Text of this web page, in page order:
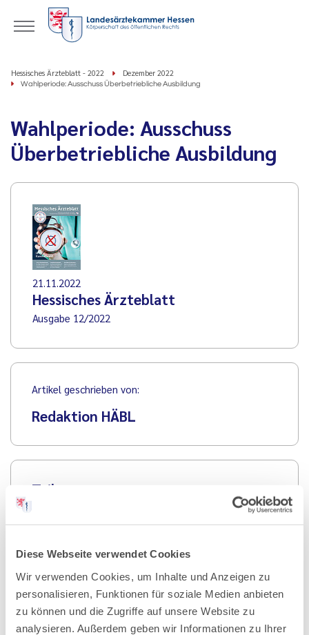
Diese Webseite verwendet Cookies
Wir verwenden Cookies, um Inhalte und Anzeigen zu
personalisieren, Funktionen für soziale Medien anbieten
zu können und die Zugriffe auf unsere Website zu
analysieren. Außerdem geben wir Informationen zu Ihrer
Hessisches Ärzteblatt - 2022 Dezember 2022
Wahlperiode: Ausschuss Überbetriebliche Ausbildung
Wahlperiode: Ausschuss
Überbetriebliche Ausbildung
21.11.2022
Hessisches Ärzteblatt
Ausgabe 12/2022
Artikel geschrieben von:
Redaktion HÄBL
Teilen
PDF Download